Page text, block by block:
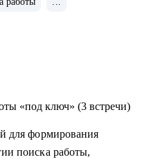
рынке труда.
оно отражало вашу
«под ключ» (3 встречи)
для формирования
поиска работы,